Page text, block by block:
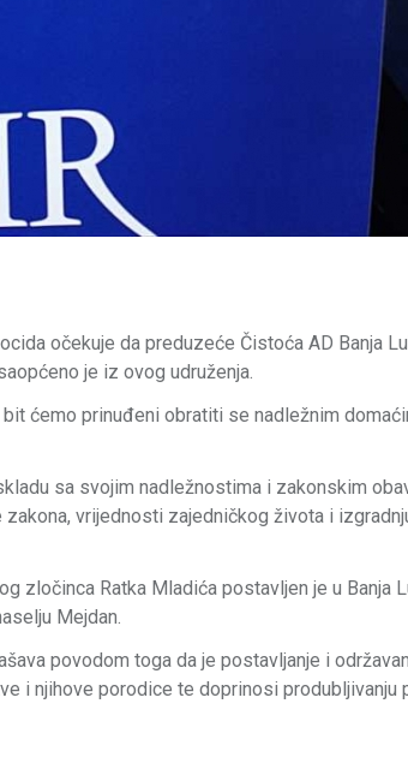
očekuje da preduzeće Čistoća AD Banja
je iz ovog udruženja.
ćemo prinuđeni obratiti se nadležnim
sa svojim nadležnostima i zakonskim
vrijednosti zajedničkog života i
zločinca Ratka Mladića postavljen je u Banja
Mejdan.
povodom toga da je postavljanje i
i njihove porodice te doprinosi produbljivanju